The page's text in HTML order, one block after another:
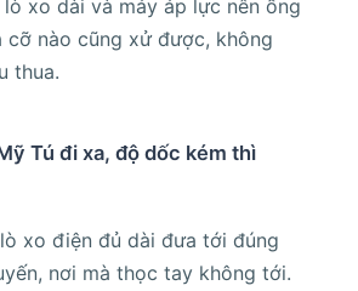
xo dài và máy áp lực nên ống
cỡ nào cũng xử được, không
thua.
Tú đi xa, độ dốc kém thì
xo điện đủ dài đưa tới đúng
nơi mà thọc tay không tới.